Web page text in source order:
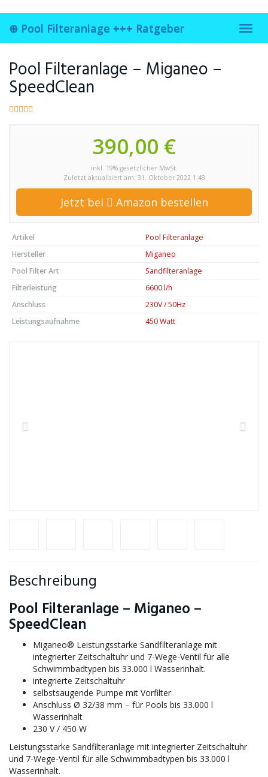
to
main
content
⊕ Pool Filteranlage +++ Ratgeber
Pool Filteranlage – Miganeo –
SpeedClean
390,00 €
inkl. 19% gesetzlicher MwSt.
Zuletzt aktualisiert am: 31. Oktober 2022 1:48
Jetzt bei Amazon bestellen
Artikel
Pool Filteranlage
Hersteller
Miganeo
Pool Filter Art
Sandfilteranlage
Filterleistung
6600 l/h
Anschluss
230V / 50Hz
Leistungsaufnahme
450 Watt
Beschreibung
Pool Filteranlage – Miganeo –
SpeedClean
Miganeo® Leistungsstarke Sandfilteranlage mit
integrierter Zeitschaltuhr und 7-Wege-Ventil für alle
Schwimmbadtypen bis 33.000 l Wasserinhalt.
integrierte Zeitschaltuhr
selbstsaugende Pumpe mit Vorfilter
Anschluss Ø 32/38 mm – für Pools bis 33.000 l
Wasserinhalt
230 V / 450 W
Leistungsstarke Sandfilteranlage mit integrierter Zeitschaltuhr
und 7-Wege-Ventil für alle Schwimmbadtypen bis 33.000 l
Wasserinhalt.